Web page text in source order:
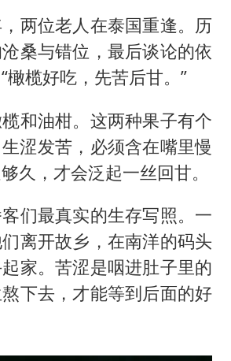
两位老人在泰国重逢。历
桑与错位，最后谈论的依
橄榄好吃，先苦后甘。”
和油柑。这两种果子有个
涩发苦，必须含在嘴里慢
久，才会泛起一丝回甘。
们最真实的生存写照。一
离开故乡，在南洋的码头
家。苦涩是咽进肚子里的
下去，才能等到后面的好